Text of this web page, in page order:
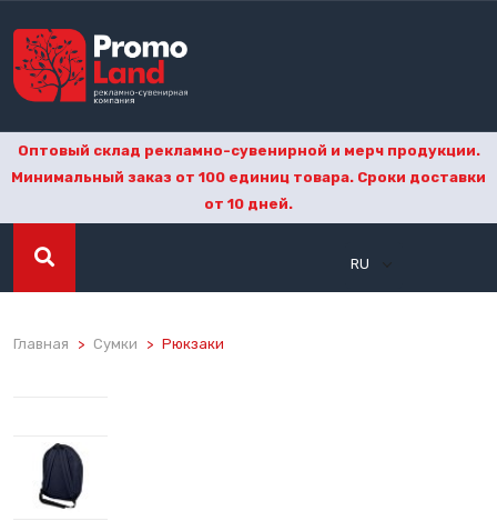
Оптовый склад рекламно-сувенирной и мерч продукции.
Минимальный заказ от 100 единиц товара. Сроки доставки
от 10 дней.
RU
Главная Сумки Рюкзаки